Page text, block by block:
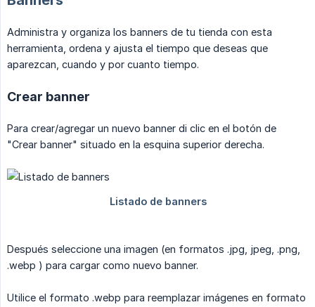
Administra y organiza los banners de tu tienda con esta
herramienta, ordena y ajusta el tiempo que deseas que
aparezcan, cuando y por cuanto tiempo.
Crear banner
Para crear/agregar un nuevo banner di clic en el botón de
"Crear banner" situado en la esquina superior derecha.
Después seleccione una imagen (en formatos .jpg, jpeg, .png,
.webp ) para cargar como nuevo banner.
Utilice el formato .webp para reemplazar imágenes en formato